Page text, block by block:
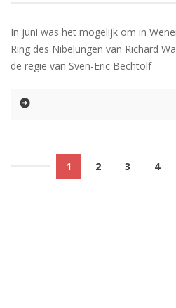
In juni was het mogelijk om in
Ring des Nibelungen van Richard
de regie van Sven-Eric Bechtolf
1 2 3 4